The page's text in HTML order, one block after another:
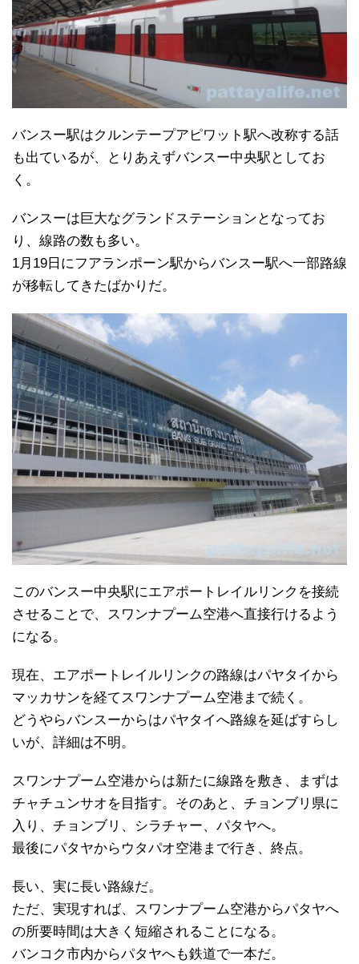
バンスー駅はクルンテープアピワット駅へ改称する話
も出ているが、とりあえずバンスー中央駅としてお
く。
バンスーは巨大なグランドステーションとなってお
り、線路の数も多い。
1月19日にフアランポーン駅からバンスー駅へ一部路線
が移転してきたばかりだ。
このバンスー中央駅にエアポートレイルリンクを接続
させることで、スワンナプーム空港へ直接行けるよう
になる。
現在、エアポートレイルリンクの路線はパヤタイから
マッカサンを経てスワンナプーム空港まで続く。
どうやらバンスーからはパヤタイへ路線を延ばすらし
いが、詳細は不明。
スワンナプーム空港からは新たに線路を敷き、まずは
チャチュンサオを目指す。そのあと、チョンブリ県に
入り、チョンブリ、シラチャー、パタヤへ。
最後にパタヤからウタパオ空港まで行き、終点。
長い、実に長い路線だ。
ただ、実現すれば、スワンナプーム空港からパタヤへ
の所要時間は大きく短縮されることになる。
バンコク市内からパタヤへも鉄道で一本だ。